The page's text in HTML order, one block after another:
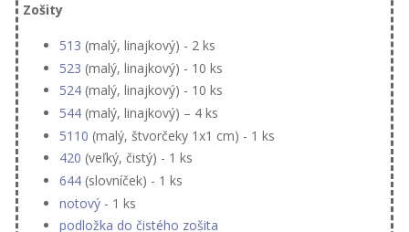
Zošity
513 (malý, linajkový) - 2 ks
523 (malý, linajkový) - 10 ks
524 (malý, linajkový) - 10 ks
544 (malý, linajkový) – 4 ks
5110 (malý, štvorčeky 1x1 cm) - 1 ks
420 (veľký, čistý) - 1 ks
644 (slovníček) - 1 ks
notový - 1 ks
podložka do čistého zošita